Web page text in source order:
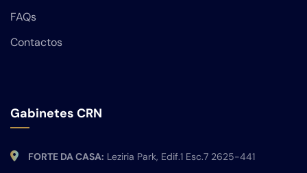
FAQs
Contactos
Gabinetes CRN
FORTE DA CASA: Leziria Park, Edif.1 Esc.7 2625-441